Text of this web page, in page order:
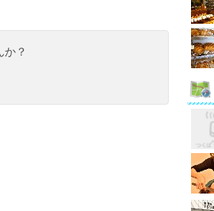
か？